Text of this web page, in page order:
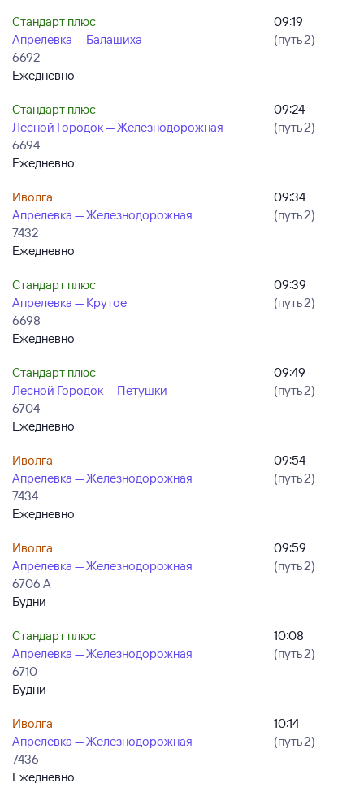
Стандарт плюс
Апрелевка — Балашиха
6692
Ежедневно
09:19
(путь 2)
Стандарт плюс
Лесной Городок — Железнодорожная
6694
Ежедневно
09:24
(путь 2)
Иволга
Апрелевка — Железнодорожная
7432
Ежедневно
09:34
(путь 2)
Стандарт плюс
Апрелевка — Крутое
6698
Ежедневно
09:39
(путь 2)
Стандарт плюс
Лесной Городок — Петушки
6704
Ежедневно
09:49
(путь 2)
Иволга
Апрелевка — Железнодорожная
7434
Ежедневно
09:54
(путь 2)
Иволга
Апрелевка — Железнодорожная
6706 А
Будни
09:59
(путь 2)
Стандарт плюс
Апрелевка — Железнодорожная
6710
Будни
10:08
(путь 2)
Иволга
Апрелевка — Железнодорожная
7436
Ежедневно
10:14
(путь 2)